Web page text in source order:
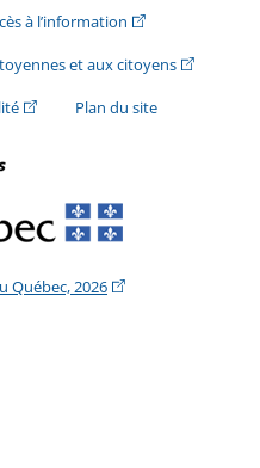
externe s'ouvrira dans une
à l’information(Cet hyperlien
et aux citoyens(Cet
(Cet hyperlien externe s'ouvrira
Plan du site
Québec, 2026(Cet hyperlien